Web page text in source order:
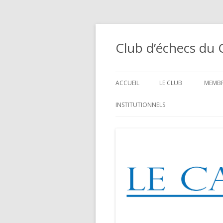
Club d’échecs
ACCUEIL LE CLUB
HISTORIQUE
COMMENT VENIR
AFFICHES
INSTITUTIONNELS